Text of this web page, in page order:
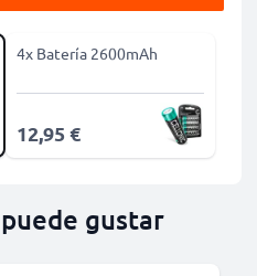
4x Batería 2600mAh
12,95 €
gustar